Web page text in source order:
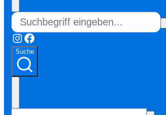
Instagram
Facebook
Suche